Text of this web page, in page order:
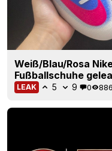
Weiß/Blau/Rosa
Fußballschuhe
LEAK 5 9 0 886